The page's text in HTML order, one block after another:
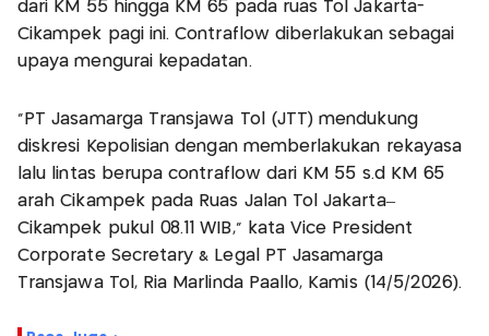
dari KM 55 hingga KM 65 pada ruas Tol Jakarta-
Cikampek pagi ini. Contraflow diberlakukan sebagai
upaya mengurai kepadatan.
“PT Jasamarga Transjawa Tol (JTT) mendukung
diskresi Kepolisian dengan memberlakukan rekayasa
lalu lintas berupa contraflow dari KM 55 s.d KM 65
arah Cikampek pada Ruas Jalan Tol Jakarta–
Cikampek pukul 08.11 WIB,” kata Vice President
Corporate Secretary & Legal PT Jasamarga
Transjawa Tol, Ria Marlinda Paallo, Kamis (14/5/2026).